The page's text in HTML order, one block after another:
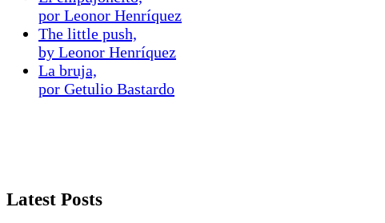
por Leonor Henríquez
The little push,
by Leonor Henríquez
La bruja,
por Getulio Bastardo
Latest Posts